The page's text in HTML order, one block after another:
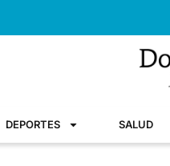
DEPORTES SALUD